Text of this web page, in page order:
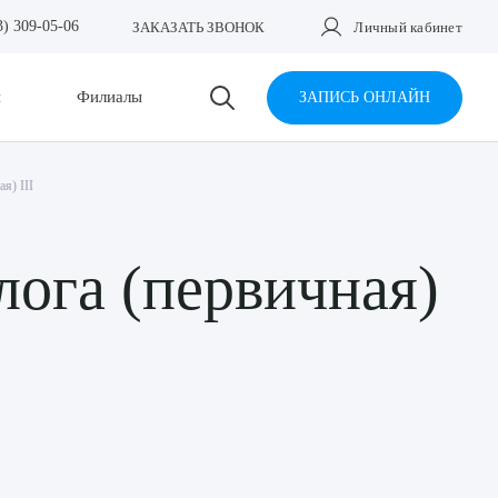
309-05-06 ЗАКАЗАТЬ ЗВОНОК Личный кабинет
Филиалы ЗАПИСЬ ОНЛАЙН
III
(первичная)